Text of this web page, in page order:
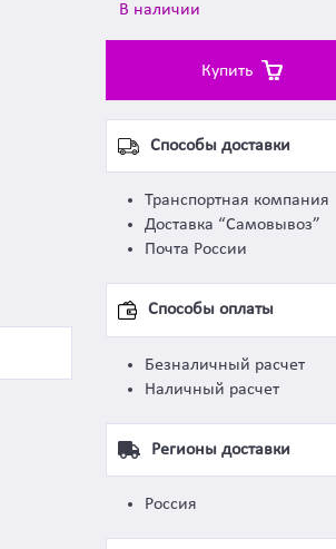
В наличии
Купить
Способы доставки
Транспортная компания
Доставка “Самовывоз”
Почта России
Способы оплаты
Безналичный расчет
Наличный расчет
Регионы доставки
Россия